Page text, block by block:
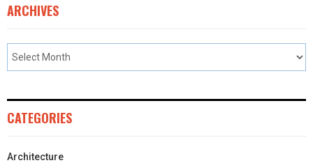
ARCHIVES
CATEGORIES
Architecture